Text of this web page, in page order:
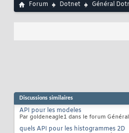
Forum
Dotnet Général
Discussions similaires
API pour les modeles
Par goldeneagle1 dans le forum Général
quels API pour les histogrammes 2D